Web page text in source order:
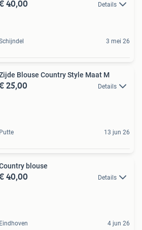
40,00 Details
3 mei 26
Blouse Country Style Maat M
25,00 Details
Putte 13 jun 26
blouse
40,00 Details
Eindhoven 4 jun 26